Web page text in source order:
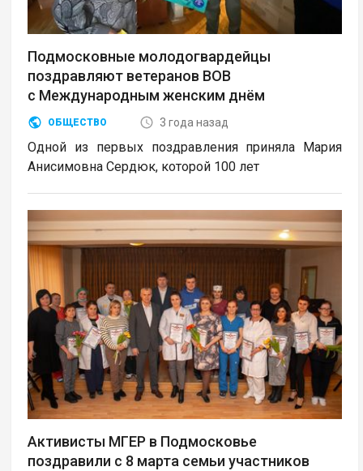
Подмосковные молодогвардейцы
поздравляют ветеранов ВОВ
с Международным женским днём
ОБЩЕСТВО 3 года назад
Одной из первых поздравления приняла Мария
Анисимовна Сердюк, которой 100 лет
Активисты МГЕР в Подмосковье
поздравили с 8 марта семьи участников